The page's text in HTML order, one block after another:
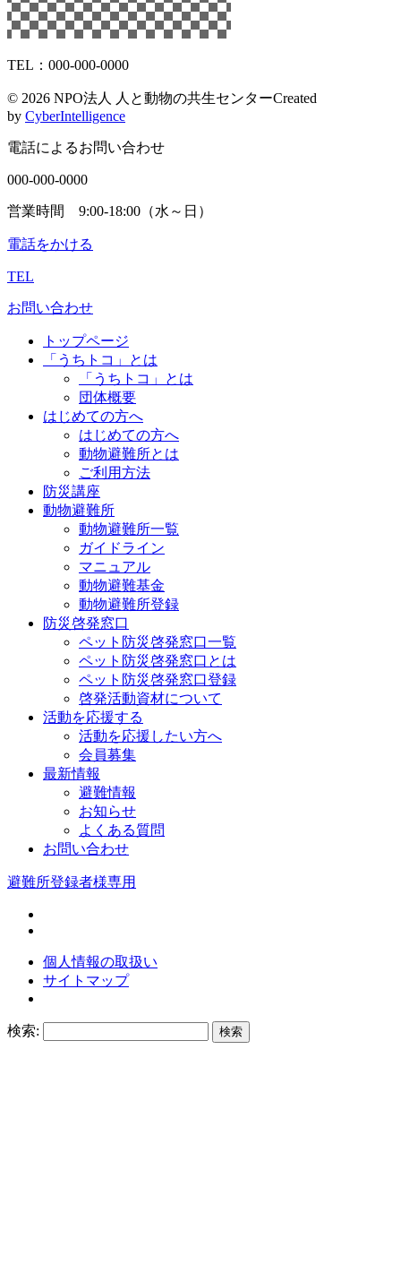
TEL：000-000-0000
© 2026 NPO法人 人と動物の共生センターCreated
by CyberIntelligence
電話によるお問い合わせ
000-000-0000
営業時間 9:00-18:00（水～日）
電話をかける
TEL
お問い合わせ
トップページ
「うちトコ」とは
「うちトコ」とは
団体概要
はじめての方へ
はじめての方へ
動物避難所とは
ご利用方法
防災講座
動物避難所
動物避難所一覧
ガイドライン
マニュアル
動物避難基金
動物避難所登録
防災啓発窓口
ペット防災啓発窓口一覧
ペット防災啓発窓口とは
ペット防災啓発窓口登録
啓発活動資材について
活動を応援する
活動を応援したい方へ
会員募集
最新情報
避難情報
お知らせ
よくある質問
お問い合わせ
避難所登録者様専用
個人情報の取扱い
サイトマップ
検索: